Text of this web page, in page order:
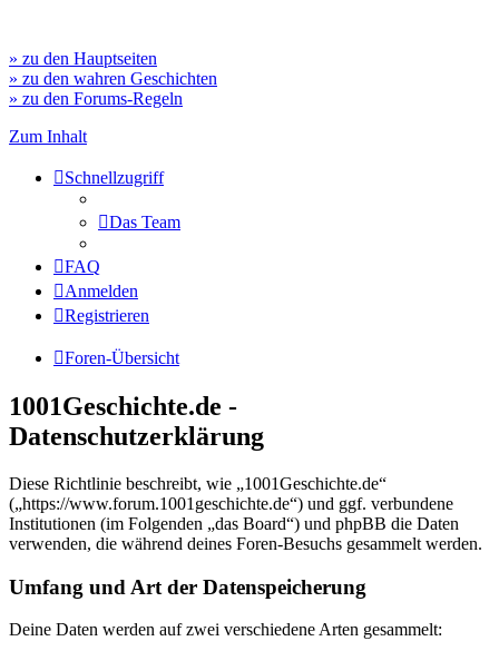
» zu den Hauptseiten
» zu den wahren Geschichten
» zu den Forums-Regeln
Zum Inhalt
Schnellzugriff
Das Team
FAQ
Anmelden
Registrieren
Foren-Übersicht
1001Geschichte.de -
Datenschutzerklärung
Diese Richtlinie beschreibt, wie „1001Geschichte.de“
(„https://www.forum.1001geschichte.de“) und ggf. verbundene
Institutionen (im Folgenden „das Board“) und phpBB die Daten
verwenden, die während deines Foren-Besuchs gesammelt werden.
Umfang und Art der Datenspeicherung
Deine Daten werden auf zwei verschiedene Arten gesammelt: